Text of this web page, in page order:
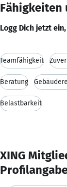
Fähigkeiten
Logg Dich jetzt
Teamfähigkeit
Beratung
Belastbarkeit
XING